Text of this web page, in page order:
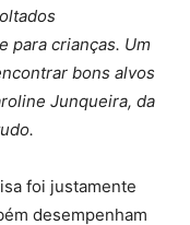
para crianças. Um
bons alvos
Junqueira, da
foi justamente
desempenham